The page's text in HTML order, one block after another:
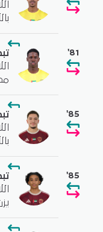
'81
'85
'85